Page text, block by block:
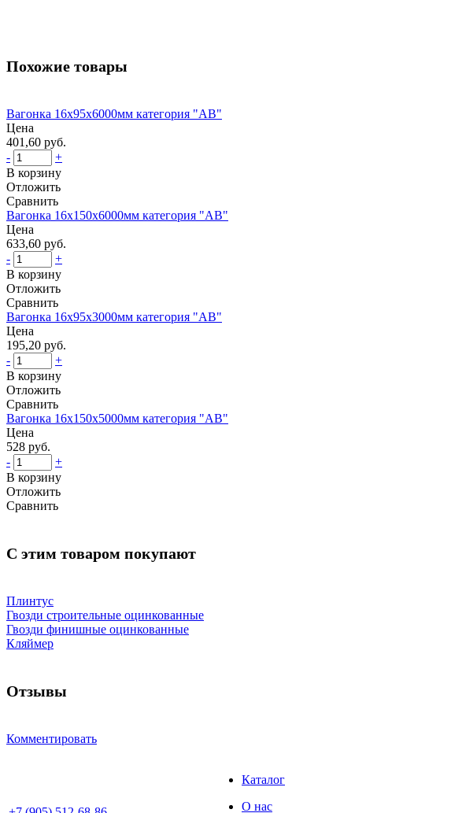
Похожие товары
Вагонка 16х95х6000мм категория "АВ"
Цена
401,60 руб.
-
+
В корзину
Отложить
Сравнить
Вагонка 16х150х6000мм категория "АВ"
Цена
633,60 руб.
-
+
В корзину
Отложить
Сравнить
Вагонка 16х95х3000мм категория "АВ"
Цена
195,20 руб.
-
+
В корзину
Отложить
Сравнить
Вагонка 16х150х5000мм категория "АВ"
Цена
528 руб.
-
+
В корзину
Отложить
Сравнить
С этим товаром покупают
Плинтус
Гвозди строительные оцинкованные
Гвозди финишные оцинкованные
Кляймер
Отзывы
Комментировать
Каталог
О нас